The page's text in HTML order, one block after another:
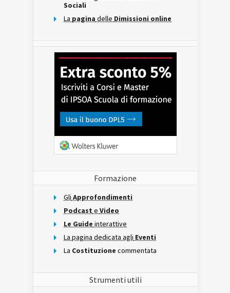
Sociali
La pagina delle Dimissioni online
Formazione
Gli Approfondimenti
Podcast e Video
Le Guide interattive
La pagina dedicata agli Eventi
La Costituzione commentata
Strumenti utili